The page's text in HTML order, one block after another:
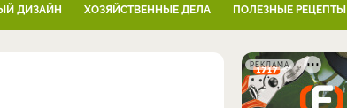
ДИЗАЙН ХОЗЯЙСТВЕННЫЕ ДЕЛА ПОЛЕЗНЫЕ РЕЦЕПТЫ
РЕКЛАМА